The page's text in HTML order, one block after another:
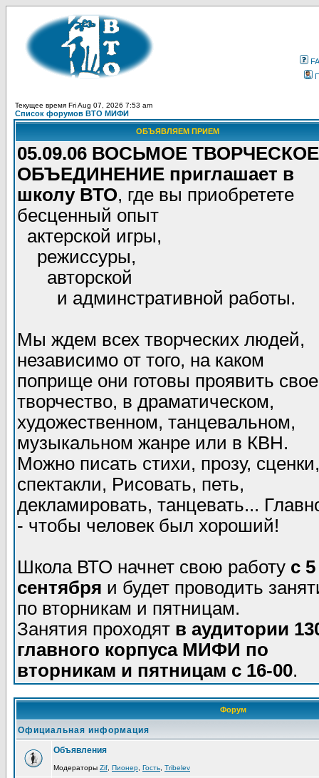
Текущее время Fri Aug 07, 2026 7:53 am
Список форумов ВТО МИФИ
ОБЪЯВЛЯЕМ ПРИЕМ
05.09.06 ВОСЬМОЕ ТВОРЧЕСКОЕ
ОБЪЕДИНЕНИЕ приглашает в
школу ВТО, где вы приобретете
бесценный опыт
актерской игры,
режиссуры,
авторской
и админстративной работы.
Мы ждем всех творческих людей,
независимо от того, на каком
поприще они готовы проявить свое
творчество, в драматическом,
художественном, танцевальном,
музыкальном жанре или в КВН.
Можно писать стихи, прозу, сценки,
спектакли, Рисовать, петь,
декламировать, танцевать...
- чтобы человек был хороший!
Школа ВТО начнет свою работу с 5
сентября и будет проводить
по вторникам и пятницам.
Занятия проходят в аудитории
главного корпуса МИФИ по
вторникам и пятницам с 16-00.
Форум
Официальная информация
Объявления
Модераторы Zif Пионер Гость Tribelev